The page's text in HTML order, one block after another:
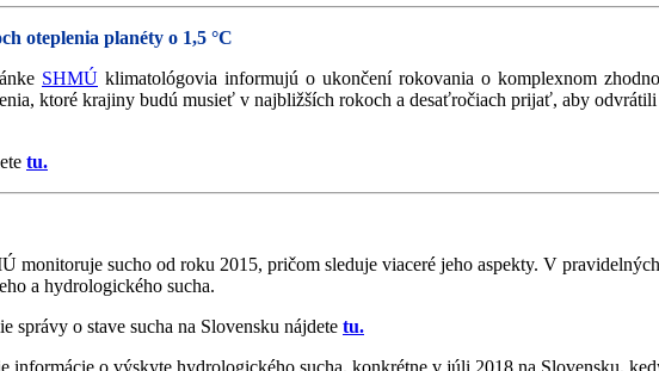
oteplenia planéty o 1,5 °C
SHMÚ klimatológovia informujú o ukončení rokovania o komplexnom
ktoré krajiny budú musieť v najbližších rokoch a desaťročiach prijať, aby
tu.
monitoruje sucho od roku 2015, pričom sleduje viaceré jeho aspekty. V
a hydrologického sucha.
správy o stave sucha na Slovensku nájdete tu.
informácie o výskyte hydrologického sucha, konkrétne v júli 2018 na Slovensku,